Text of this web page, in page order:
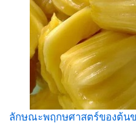
ลักษณะพฤกษศาสตร์ของต้น